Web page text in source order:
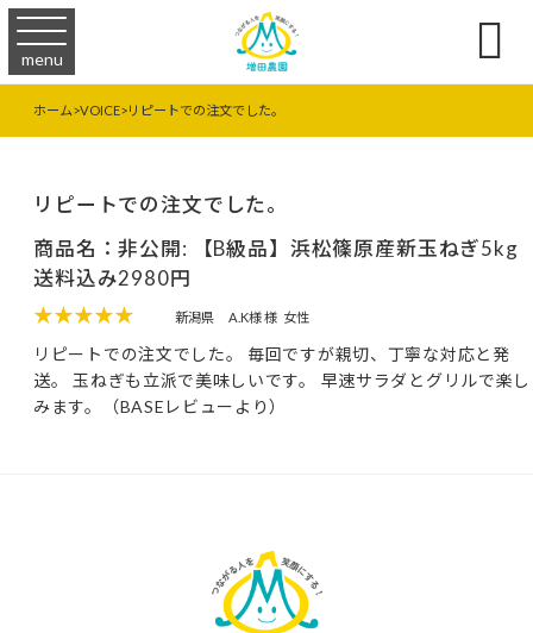
menu 
ホーム>VOICE>リピートでの注文でした。
リピートでの注文でした。
商品名：非公開: 【B級品】浜松篠原産新玉ねぎ5kg
送料込み2980円
★★★★★
新潟県 A.K様 様 女性
リピートでの注文でした。 毎回ですが親切、丁寧な対応と発
送。 玉ねぎも立派で美味しいです。 早速サラダとグリルで楽し
みます。（BASEレビューより）